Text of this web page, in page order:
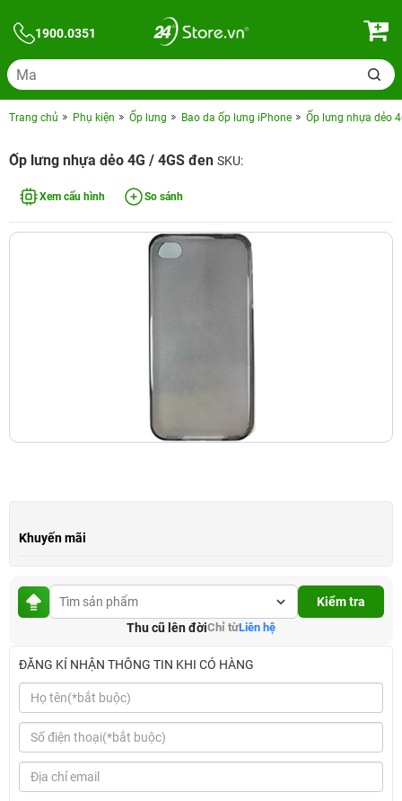
1900.0351
Trang chủ Phụ kiện Ốp lưng Bao da ốp lưng iPhone Ốp lưng nhựa dẻo
Ốp lưng nhựa dẻo 4G / 4GS đen SKU:
Xem cấu hình So sánh
Khuyến mãi
Kiểm tra
Thu cũ lên đờiChỉ từLiên hệ
ĐĂNG KÍ NHẬN THÔNG TIN KHI CÓ HÀNG